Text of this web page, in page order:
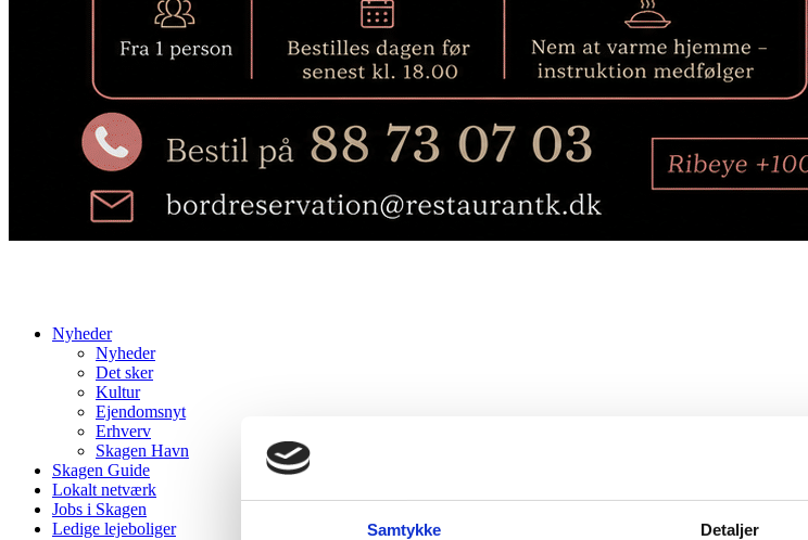
Samtykke Detaljer
Nyheder
Nyheder
Det sker
Kultur
Ejendomsnyt
Erhverv
Skagen Havn
Skagen Guide
Lokalt netværk
Jobs i Skagen
Ledige lejeboliger